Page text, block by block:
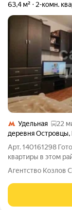
63,4 м² 2-комн.
Удельная
22
деревня Островцы,
Арт. 140161298
квартиры в этом
СТОИМОСТЬ
ГАРАНТИЕЙ
Двух комнатная
Агентство Козлов